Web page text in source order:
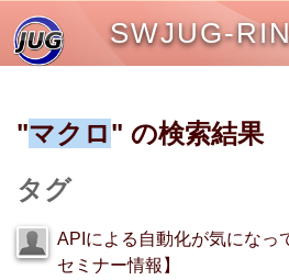
SWJUG-
"マクロ" の検索結果
タグ
APIによる自動化が気になっ
セミナー情報】